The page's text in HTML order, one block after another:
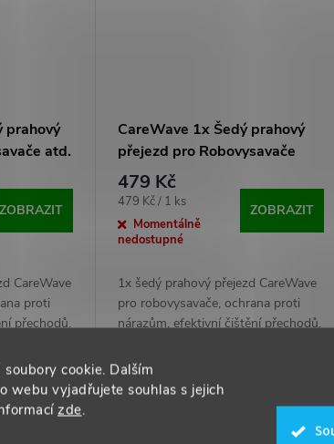
cookie. Dalším
webu vyjadřujete souhlas s jejich
zde.
prahový
atd.
ZOBRAZIT
CareWave
proti
přechodů.
CareWave 1x Šedý prahový
přejezd pro Robovysavače
479 Kč
Měrná
cena:
479 Kč / 1 ks
Momentálně
nedostupné
ZOBRAZIT
1x šedý prahový přejezd CareWave
pro robovysavače, ochrana proti
nárazům, efektivní čištění přechodů.